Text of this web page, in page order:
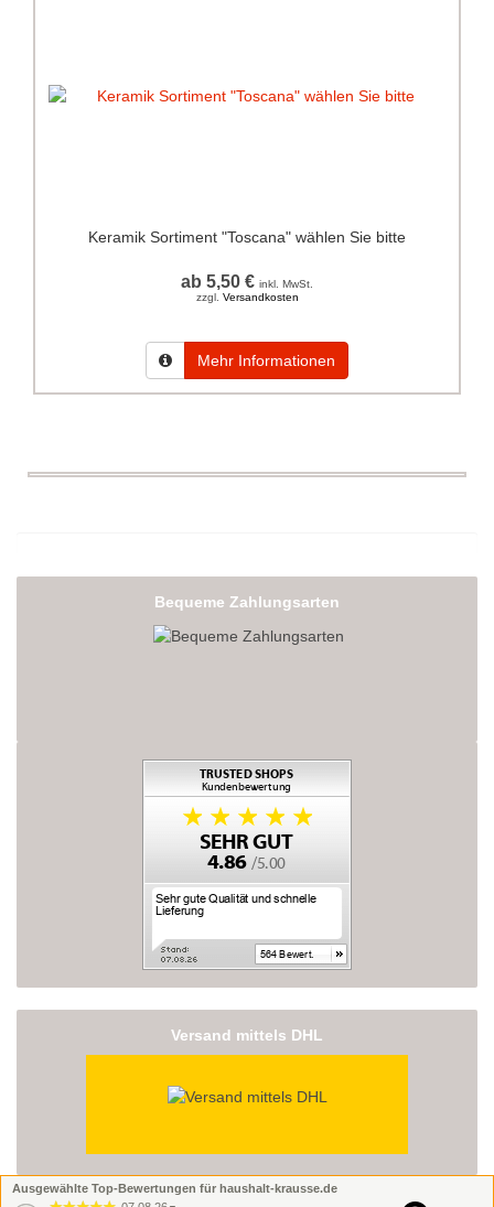
Keramik Sortiment "Toscana" wählen Sie bitte
ab 5,50 € inkl. MwSt.
zzgl. Versandkosten
Mehr Informationen
Bequeme Zahlungsarten
Versand mittels DHL
Ausgewählte Top-Bewertungen für haushalt-krausse.de